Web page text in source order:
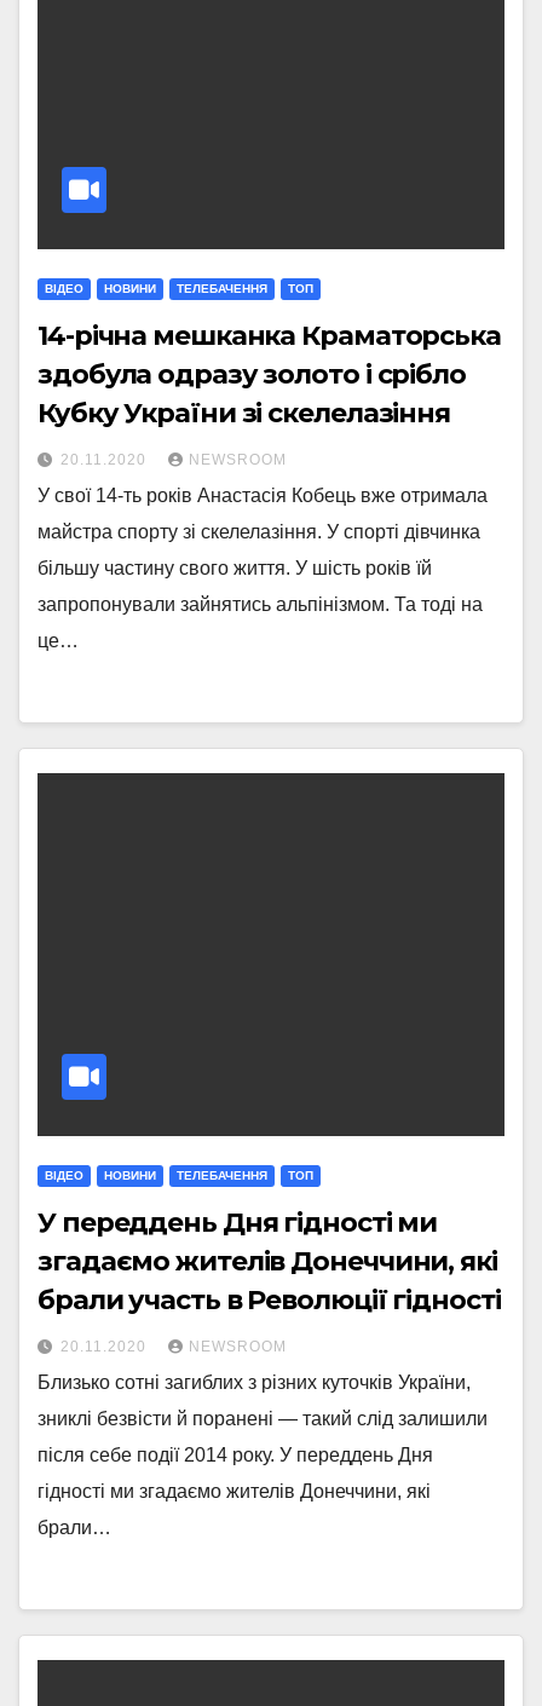
ВІДЕО НОВИНИ ТЕЛЕБАЧЕННЯ ТОП
14-річна мешканка Краматорська
здобула одразу золото і срібло
Кубку України зі скелелазіння
20.11.2020 NEWSROOM
У свої 14-ть років Анастасія Кобець вже отримала
майстра спорту зі скелелазіння. У спорті дівчинка
більшу частину свого життя. У шість років їй
запропонували зайнятись альпінізмом. Та тоді на
це…
ВІДЕО НОВИНИ ТЕЛЕБАЧЕННЯ ТОП
У переддень Дня гідності ми
згадаємо жителів Донеччини, які
брали участь в Революції гідності
20.11.2020 NEWSROOM
Близько сотні загиблих з різних куточків України,
зниклі безвісти й поранені — такий слід залишили
після себе події 2014 року. У переддень Дня
гідності ми згадаємо жителів Донеччини, які
брали…